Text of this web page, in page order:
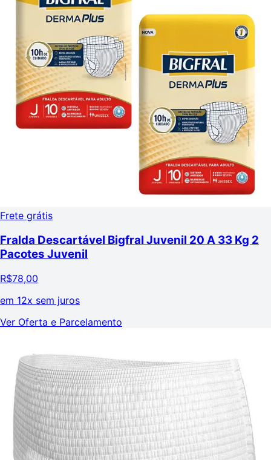
Frete grátis
Fralda Descartável Bigfral Juvenil 20 A 33 Kg 2
Pacotes Juvenil
R$78,00
em 12x sem juros
Ver Oferta e Parcelamento